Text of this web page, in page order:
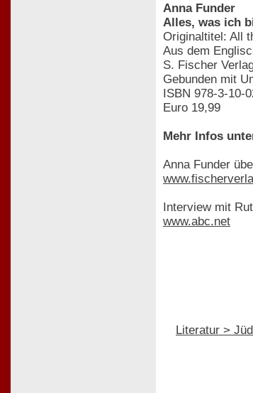
Anna Funder
Alles, was ich
Originaltitel: All
Aus dem
S. Fischer
Gebunden mit
ISBN 978-3-10-
Euro 19,99
Mehr Infos
Anna Funder
Interview mit
www.abc.net
Literatur >